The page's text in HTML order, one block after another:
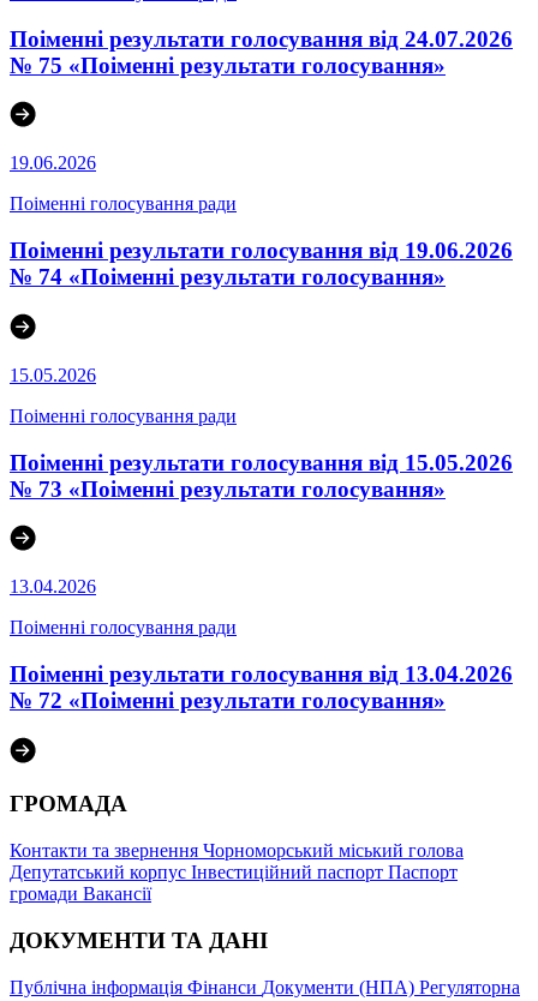
Поіменні результати голосування від 24.07.2026
№ 75 «Поіменні результати голосування»
19.06.2026
Поіменні голосування ради
Поіменні результати голосування від 19.06.2026
№ 74 «Поіменні результати голосування»
15.05.2026
Поіменні голосування ради
Поіменні результати голосування від 15.05.2026
№ 73 «Поіменні результати голосування»
13.04.2026
Поіменні голосування ради
Поіменні результати голосування від 13.04.2026
№ 72 «Поіменні результати голосування»
ГРОМАДА
Контакти та звернення Чорноморський міський голова
Депутатський корпус Інвестиційний паспорт Паспорт
громади Вакансії
ДОКУМЕНТИ ТА ДАНІ
Публічна інформація Фінанси Документи (НПА) Регуляторна